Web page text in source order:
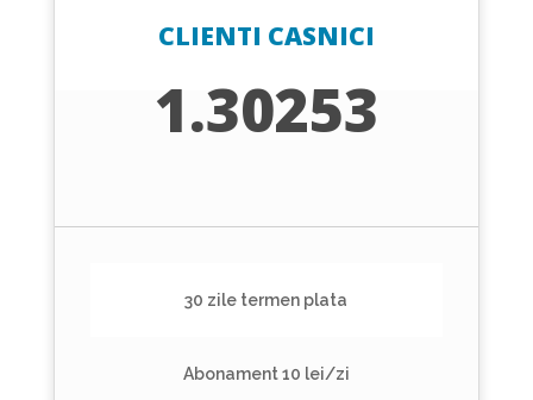
CLIENTI CASNICI
1.30253
30 zile termen plata
Abonament 10 lei/zi